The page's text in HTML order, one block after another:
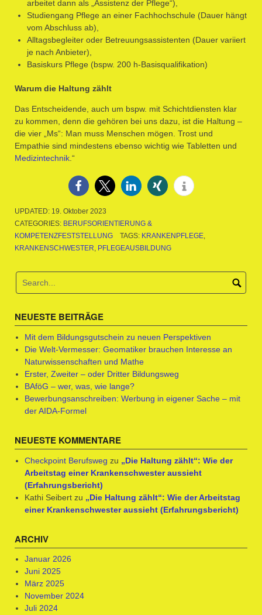
arbeitet dann als „Assistenz der Pflege“),
Studiengang Pflege an einer Fachhochschule (Dauer hängt
vom Abschluss ab),
Alltagsbegleiter oder Betreuungsassistenten (Dauer variiert
je nach Anbieter),
Basiskurs Pflege (bspw. 200 h-Basisqualifikation)
Warum die Haltung zählt
Das Entscheidende, auch um bspw. mit Schichtdiensten klar
zu kommen, denn die gehören bei uns dazu, ist die Haltung –
die vier „Ms“: Man muss Menschen mögen. Trost und
Empathie sind mindestens ebenso wichtig wie Tabletten und
Medizintechnik .“
UPDATED: 19. Oktober 2023
CATEGORIES: BERUFSORIENTIERUNG &
KOMPETENZFESTSTELLUNG
TAGS: KRANKENPFLEGE,
KRANKENSCHWESTER PFLEGEAUSBILDUNG
NEUESTE BEITRÄGE
Mit dem Bildungsgutschein zu neuen Perspektiven
Die Welt-Vermesser: Geomatiker brauchen Interesse an
Naturwissenschaften und Mathe
Erster, Zweiter – oder Dritter Bildungsweg
BAföG – wer, was, wie lange?
Bewerbungsanschreiben: Werbung in eigener Sache – mit
der AIDA-Formel
NEUESTE KOMMENTARE
Checkpoint Berufsweg zu „Die Haltung zählt“: Wie der
Arbeitstag einer Krankenschwester aussieht
(Erfahrungsbericht)
Kathi Seibertzu „Die Haltung zählt“: Wie der Arbeitstag
einer Krankenschwester aussieht (Erfahrungsbericht)
ARCHIV
Januar 2026
Juni 2025
März 2025
November 2024
Juli 2024